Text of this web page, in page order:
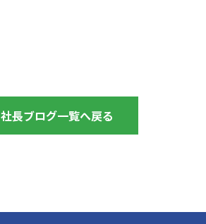
社長ブログ一覧へ戻る